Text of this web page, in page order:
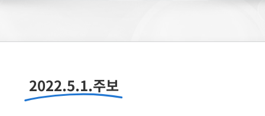
2022.5.1.주보